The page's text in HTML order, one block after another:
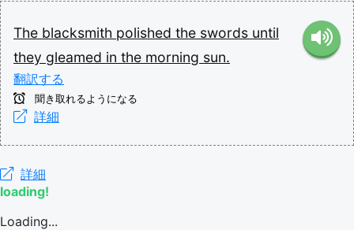
The blacksmith polished the swords until
they gleamed in the morning sun.
翻訳する
聞き取れるようになる
詳細
詳細
loading!
Loading...